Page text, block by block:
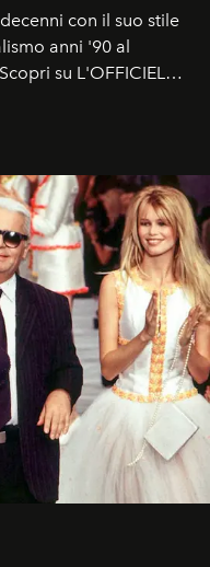
con il suo stile
anni '90 al
su L'OFFICIEL